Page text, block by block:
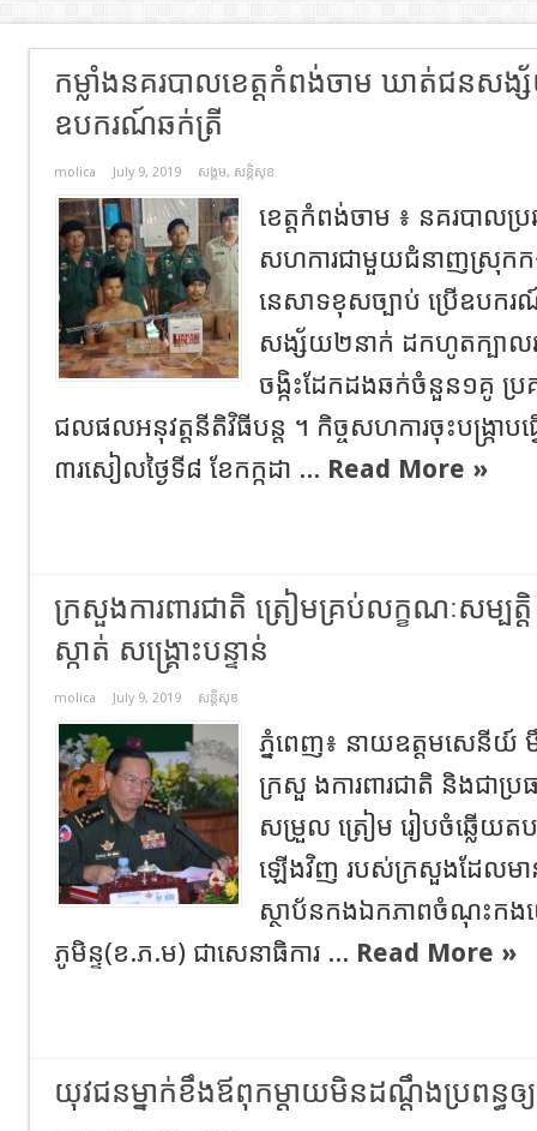
កម្លាំង​នគរបាល​ខេត្ត​កំពង់ចាម​ ឃាត់ជន​ស
ឧបករណ៍​ឆក់ត្រី​
molica July 9, 2019 សង្គម, សន្តិសុខ
ខេត្តកំពង់ចាម​ ៖​ នគរបាលប្រ
សហការជាមួយជំនាញស្រុកកង​
នេសាទខុសច្បាប់​ ប្រើ​ឧបក
សង្ស័យ​២នាក់​ ដកហូត​ក្បា
ចង្កិះដែកដងឆក់ចំនួន១គូ​ ប្
ជលផលអនុវត្តនីតិវិធីបន្ត​ ។ កិច្ចសហការ​ចុះ​បង្ក្រាប​
៣រសៀល​ថ្ងៃទី៨​ ​ខែកក្កដា​ ... Read More »
ក្រសួងការពារជាតិ ត្រៀមគ្រប់លក្ខណៈសម្បតិ្
ស្កាត់ សង្គ្រោះបន្ទាន់
molica July 9, 2019 សន្តិសុខ
ភ្នំពេញ៖ នាយឧត្តមសេនីយ៍
ក្រសួ ងការពារជាតិ និងជាប្រ
សម្រួល ត្រៀម រៀបចំឆ្លើយតប
ឡើងវិញ របស់ក្រសួងដែលម
ស្ថាប័នកងឯកភាពចំណុះក
ភូមិន្ទ(ខ.ភ.ម) ជាសេនាធិការ ... Read More »
យុវជនម្នាក់ខឹងឪពុកម្តាយមិនដណ្តឹងប្រពន្ធឲ្យ